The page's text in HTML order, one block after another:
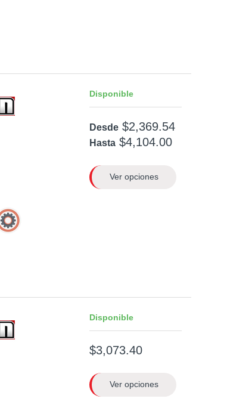
Disponible
Desde $2,369.54
Hasta $4,104.00
Ver opciones
Disponible
$3,073.40
Ver opciones